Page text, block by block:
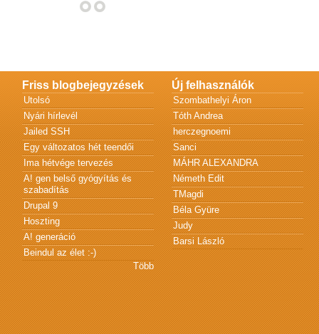
Friss blogbejegyzések
Utolsó
Nyári hírlevél
Jailed SSH
Egy változatos hét teendői
Ima hétvége tervezés
A! gen belső gyógyítás és
szabadítás
Drupal 9
Hoszting
A! generáció
Beindul az élet :-)
Több
Új felhasználók
Szombathelyi Áron
Tóth Andrea
herczegnoemi
Sanci
MÁHR ALEXANDRA
Németh Edit
TMagdi
Béla Gyüre
Judy
Barsi László